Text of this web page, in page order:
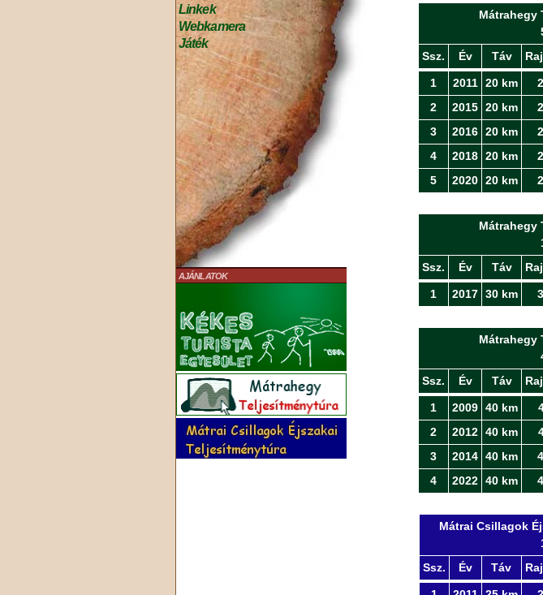
Linkek
Webkamera
Játék
AJÁNLATOK
Mátrahegy
Ssz.
Év Táv
1 2011 20 km
2
2015 20 km
3
2016 20 km
4
2018 20 km
5
2020 20 km
Mátrahegy
Ssz.
Év Táv
1 2017 30 km
Mátrahegy
Ssz.
Év Táv
1 2009 40 km
2
2012 40 km
3
2014 40 km
4
2022 40 km
Mátrai Csillagok
Ssz.
Év Táv